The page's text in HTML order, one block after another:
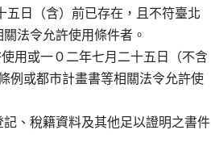
五日（含）前已存在，且不符臺北
關法令允許使用條件者。
使用或一０二年七月二十五日（不含
例或都市計畫書等相關法令允許使
記、稅籍資料及其他足以證明之書件